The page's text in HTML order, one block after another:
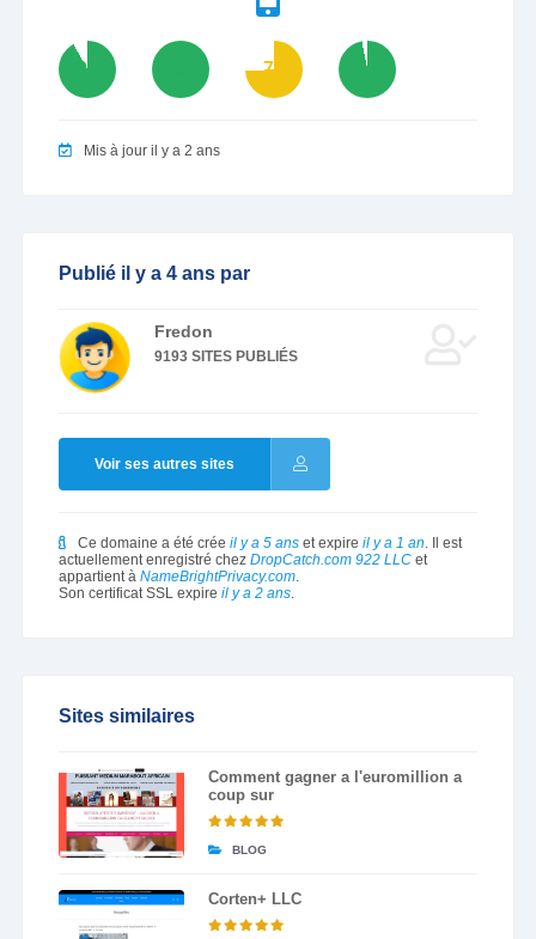
92 74 97
Mis à jour il y a 2 ans
Publié il y a 4 ans par
Fredon
9193 SITES PUBLIÉS
Voir ses autres sites
Ce domaine a été crée il y a 5 anset expire il y a 1 an. Il est
actuellement enregistré chez DropCatch.com 922 LLCet
appartient à NameBrightPrivacy.com.
Son certificat SSL expire il y a 2 ans.
Sites similaires
Comment gagner a l'euromillion a
coup sur
BLOG
Corten+ LLC